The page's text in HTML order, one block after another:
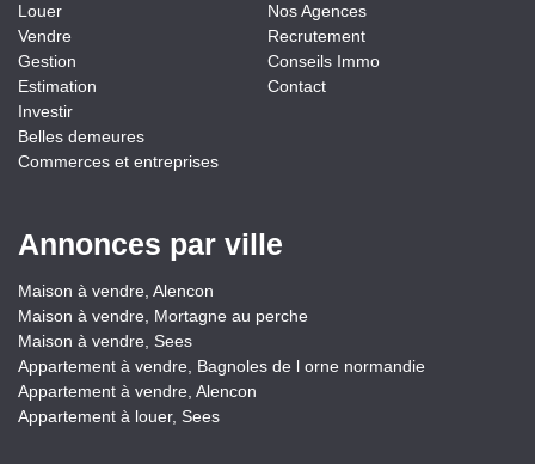
Louer
Vendre
Gestion
Estimation
Investir
Belles demeures
Commerces et entreprises
Nos Agences
Recrutement
Conseils Immo
Contact
Annonces par ville
Maison à vendre, Alencon
Maison à vendre, Mortagne au perche
Maison à vendre, Sees
Appartement à vendre, Bagnoles de l orne normandie
Appartement à vendre, Alencon
Appartement à louer, Sees